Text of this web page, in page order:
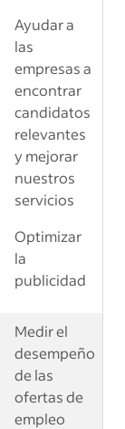
Ayudar a
las
empresas a
encontrar
candidatos
relevantes
y mejorar
nuestros
servicios
Optimizar
la
publicidad
Medir el
desempeño
de las
ofertas de
empleo